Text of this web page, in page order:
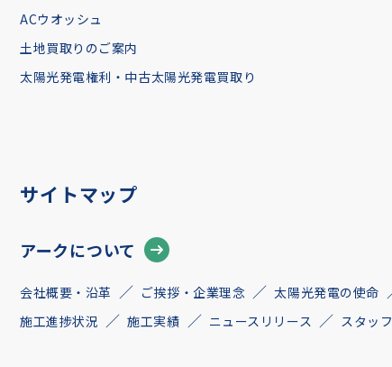
ACウオッシュ
土地買取りのご案内
太陽光発電権利・中古太陽光発電買取り
サイトマップ
アークについて
会社概要・沿革 ご挨拶・企業理念 太陽光発電の使命
施工進捗状況
施工実績 ニュースリリース スタッ